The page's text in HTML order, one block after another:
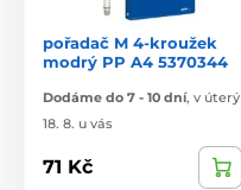
pořadač M 4-kroužek
modrý PP A4 5370344
Dodáme do 7 - 10 dní, v úterý
18. 8. u vás
71 Kč